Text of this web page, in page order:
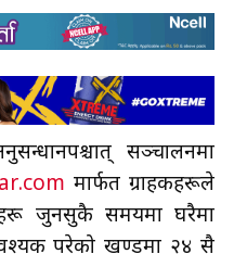
सञ्चालनमा
मार्फत ग्राहकहरूले
जुनसुकै समयमा घरैमा
परेको खण्डमा २४ सै